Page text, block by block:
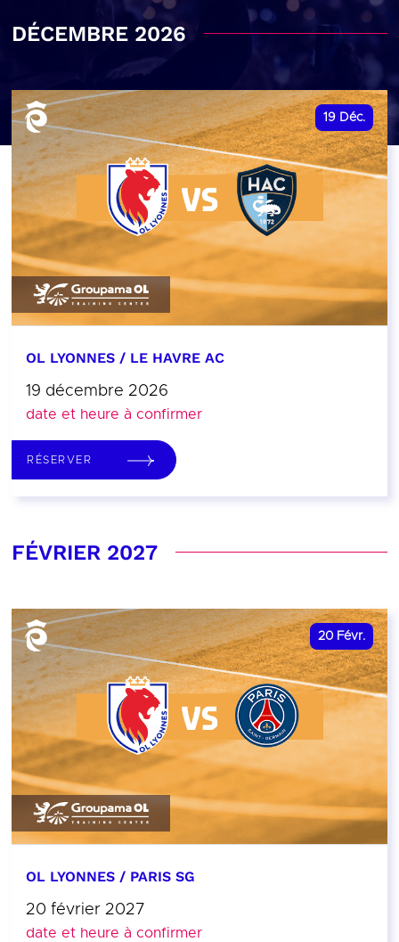
DÉCEMBRE 2026
19 Déc.
OL LYONNES / LE HAVRE AC
19 décembre 2026
date et heure à confirmer
RÉSERVER
FÉVRIER 2027
20 Févr.
OL LYONNES / PARIS SG
20 février 2027
date et heure à confirmer